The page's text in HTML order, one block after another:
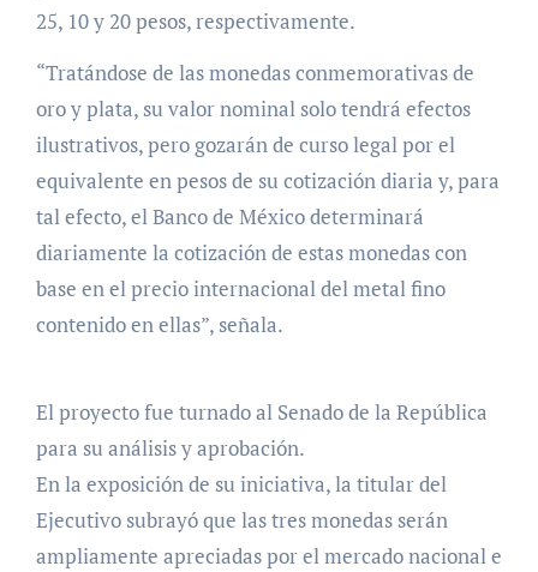
25, 10 y 20 pesos, respectivamente.
“Tratándose de las monedas conmemorativas de
oro y plata, su valor nominal solo tendrá efectos
ilustrativos, pero gozarán de curso legal por el
equivalente en pesos de su cotización diaria y, para
tal efecto, el Banco de México determinará
diariamente la cotización de estas monedas con
base en el precio internacional del metal fino
contenido en ellas”, señala.
El proyecto fue turnado al Senado de la República
para su análisis y aprobación.
En la exposición de su iniciativa, la titular del
Ejecutivo subrayó que las tres monedas serán
ampliamente apreciadas por el mercado nacional e